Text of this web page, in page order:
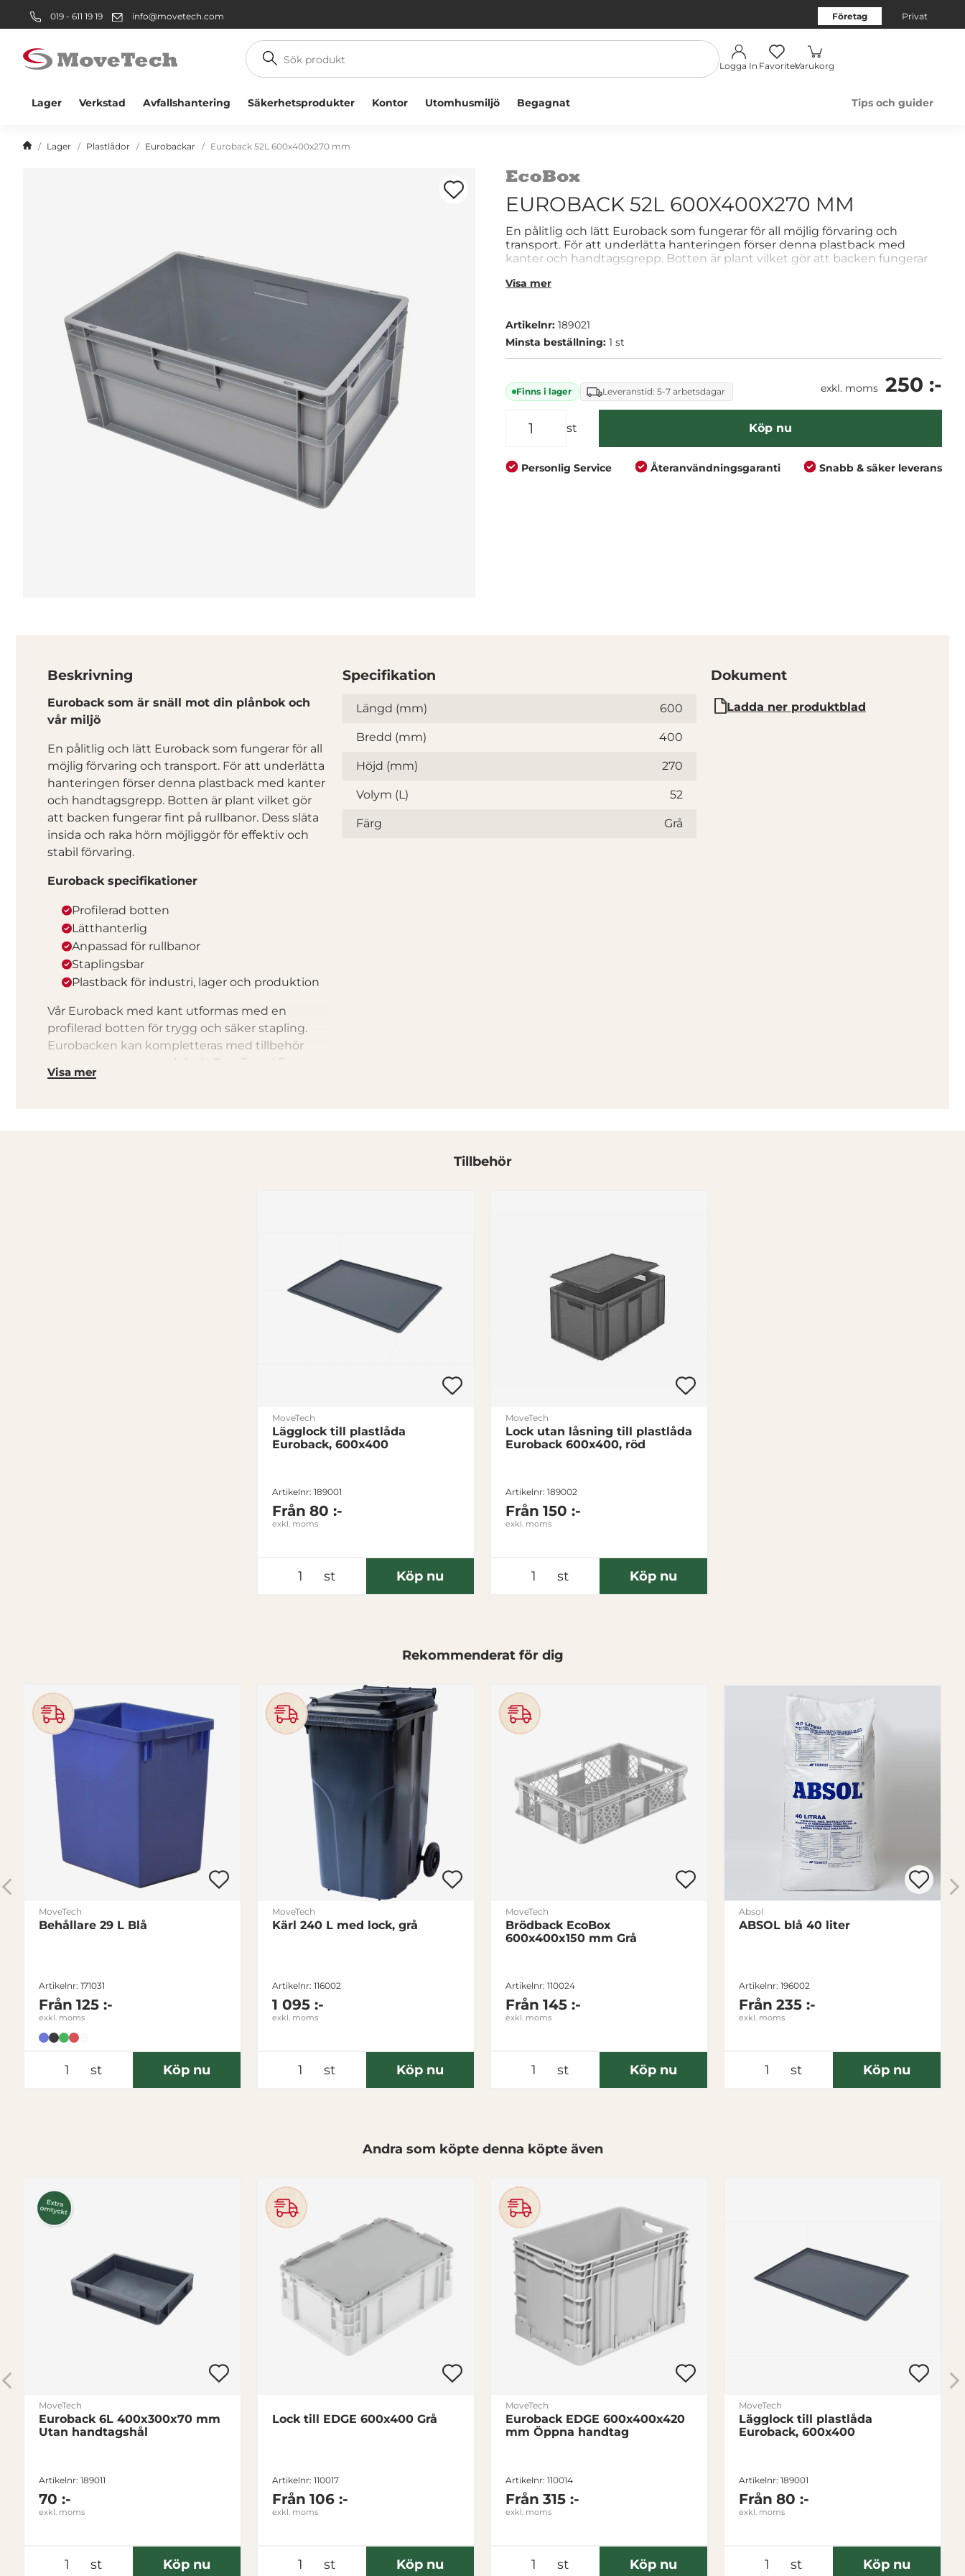
019 - 611 19 19 info@movetech.com Företag Privat
Sök
produkt
Logga In FavoriterVarukorg
Lager Verkstad Avfallshantering Säkerhetsprodukter Kontor Utomhusmiljö Begagnat Tips och guider
Lager Plastlådor Eurobackar Euroback 52L 600x400x270 mm
EUROBACK 52L 600X400X270 MM
En pålitlig och lätt Euroback som fungerar för all möjlig förvaring och
transport. För att underlätta hanteringen förser denna plastback med
kanter och handtagsgrepp. Botten är plant vilket gör att backen fungerar
stabil förvaring.
Visa mer
Artikelnr: 189021
Minsta beställning: 1 st
Finns i lager Leveranstid: 5-7 arbetsdagar exkl. moms 250 :-
st Köp nu
Personlig Service Återanvändningsgaranti Snabb & säker leverans
Beskrivning
Euroback som är snäll mot din plånbok och
vår miljö
En pålitlig och lätt Euroback som fungerar för all
möjlig förvaring och transport. För att underlätta
hanteringen förser denna plastback med kanter
och handtagsgrepp. Botten är plant vilket gör
att backen fungerar fint på rullbanor. Dess släta
insida och raka hörn möjliggör för effektiv och
stabil förvaring.
Euroback specifikationer
Profilerad botten
Lätthanterlig
Anpassad för rullbanor
Staplingsbar
Plastback för industri, lager och produktion
Vår Euroback med kant utformas med en
profilerad botten för trygg och säker stapling.
Eurobacken kan kompletteras med tillbehör
som transportvagn och lock. Den finns i flera
olika storlekar, dessutom i en version tillverkad
Visa mer
Specifikation
Specifikation
Längd (mm) 600
Bredd (mm) 400
Höjd (mm) 270
Volym (L) 52
Färg Grå
Dokument
Ladda ner produktblad
Tillbehör
MoveTech
Lägglock till plastlåda
Euroback, 600x400
Artikelnr: 189001
Från 80 :-
exkl. moms
st Köp nu
MoveTech
Lock utan låsning till plastlåda
Euroback 600x400, röd
Artikelnr: 189002
Från 150 :-
exkl. moms
st Köp nu
Rekommenderat för dig
MoveTech
Behållare 29 L Blå
Artikelnr: 171031
Från 125 :-
exkl. moms
st Köp nu
MoveTech
Kärl 240 L med lock, grå
Artikelnr: 116002
1 095 :-
exkl. moms
st Köp nu
MoveTech
Brödback EcoBox
600x400x150 mm Grå
Artikelnr: 110024
Från 145 :-
exkl. moms
st Köp nu
Absol
ABSOL blå 40 liter
Artikelnr: 196002
Från 235 :-
exkl. moms
st Köp nu
Andra som köpte denna köpte även
MoveTech
Euroback 6L 400x300x70 mm
Utan handtagshål
Artikelnr: 189011
70 :-
exkl. moms
st Köp nu
Lock till EDGE 600x400 Grå
Artikelnr: 110017
Från 106 :-
exkl. moms
st Köp nu
MoveTech
Euroback EDGE 600x400x420
mm Öppna handtag
Artikelnr: 110014
Från 315 :-
exkl. moms
st Köp nu
MoveTech
Lägglock till plastlåda
Euroback, 600x400
Artikelnr: 189001
Från 80 :-
exkl. moms
st Köp nu
Välkommen! Välj hur du vill handla:
Företag